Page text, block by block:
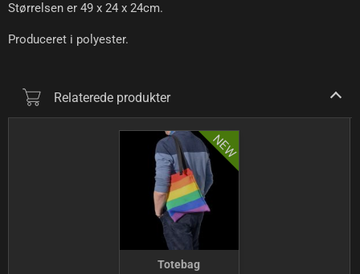
Størrelsen er 49 x 24 x 24cm.
Produceret i polyester.
Relaterede produkter
Totebag